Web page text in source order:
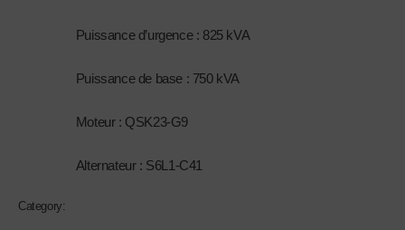
Puissance d’urgence : 825 kVA
Puissance de base : 750 kVA
Moteur : QSK23-G9
Alternateur : S6L1-C41
Category: